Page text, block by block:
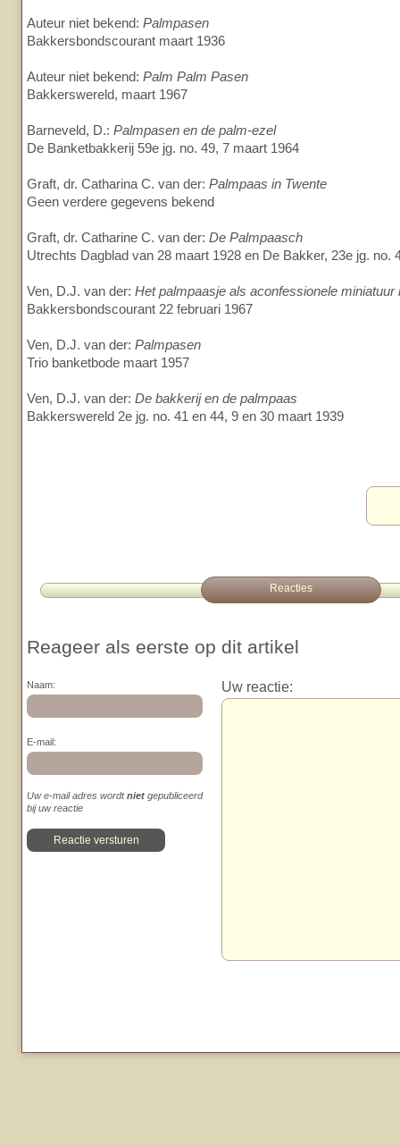
Auteur niet bekend: Palmpasen
Bakkersbondscourant maart 1936
Auteur niet bekend: Palm Palm Pasen
Bakkerswereld, maart 1967
Barneveld, D.: Palmpasen en de palm-ezel
De Banketbakkerij 59e jg. no. 49, 7 maart 1964
Graft, dr. Catharina C. van der: Palmpaas in Twente
Geen verdere gegevens bekend
Graft, dr. Catharine C. van der: De Palmpaasch
Utrechts Dagblad van 28 maart 1928 en De Bakker, 23e jg. no.
Ven, D.J. van der: Het palmpaasje als aconfessionele miniatuur
Bakkersbondscourant 22 februari 1967
Ven, D.J. van der: Palmpasen
Trio banketbode maart 1957
Ven, D.J. van der: De bakkerij en de palmpaas
Bakkerswereld 2e jg. no. 41 en 44, 9 en 30 maart 1939
Reacties
Reageer als eerste op dit artikel
Naam:
E-mail:
Uw e-mail adres wordtniet gepubliceerd
bij uw reactie
Uw reactie: